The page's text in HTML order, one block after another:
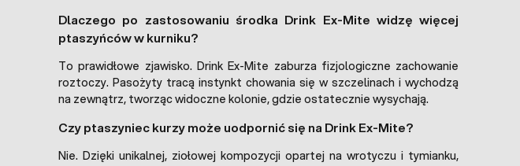
Dlaczego po zastosowaniu środka Drink Ex-Mite widzę więcej
ptaszyńców w kurniku?
To prawidłowe zjawisko. Drink Ex-Mite zaburza fizjologiczne zachowanie
roztoczy. Pasożyty tracą instynkt chowania się w szczelinach i wychodzą
na zewnątrz, tworząc widoczne kolonie, gdzie ostatecznie wysychają.
Czy ptaszyniec kurzy może uodpornić się na Drink Ex-Mite?
Nie. Dzięki unikalnej, ziołowej kompozycji opartej na wrotyczu i tymianku,